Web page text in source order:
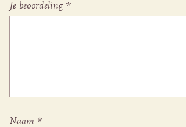
Je beoordeling *
Naam *